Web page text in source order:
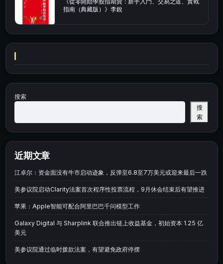
指南（典藏版）》李銳
搜索
搜
索
近期文章
江卓尔：资金面没有牛市启动迹象，反弹至6.8至7万美元或迎来最后一跌
美参议院启动Clarity法案首次程序性投票流程，9月休会结束后有望推进
苹果：Apple智能可配合阿里巴巴千问模型工作
Galaxy Digital 与 Sharplink 联合推出链上收益基金，初始资本 1.25 亿
美元
美参议院通过临时拨款法案，有望避免政府停摆